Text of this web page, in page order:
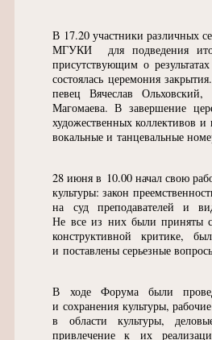
В 17.20 участники различных
МГУКИ для подведения
присутствующим о
состоялась церемония
певец Вячеслав
Магомаева. В завершение
художественных коллективов
вокальные и танцевальные
28 июня в 10.00 начал свою
культуры: закон
на суд преподавателей и
Не все из них были приняты
конструктивной критике,
и поставлены серьезные
В ходе Форума были
и сохранения культуры,
в области культуры,
привлечение к их